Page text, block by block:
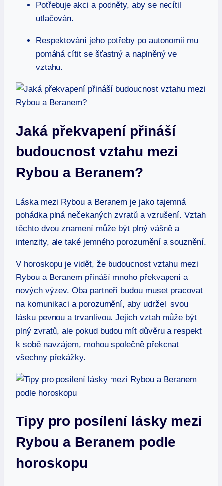
Potřebuje akci a podněty, aby se necítil
utlačován.
Respektování jeho potřeby po autonomii mu
pomáhá cítit se šťastný a naplněný ve
vztahu.
Jaká překvapení přináší
budoucnost vztahu mezi
Rybou a Beranem?
Láska mezi Rybou a Beranem je jako tajemná
pohádka plná nečekaných zvratů a vzrušení. Vztah
těchto dvou znamení může být plný vášně a
intenzity, ale také jemného porozumění a souznění.
V horoskopu je vidět, že budoucnost vztahu mezi
Rybou a Beranem přináší mnoho překvapení a
nových výzev. Oba partneři budou muset pracovat
na komunikaci a porozumění, aby udrželi svou
lásku pevnou a trvanlivou. Jejich vztah může být
plný zvratů, ale pokud budou mít důvěru a respekt
k sobě navzájem, mohou společně překonat
všechny překážky.
Tipy pro posílení lásky mezi
Rybou a Beranem podle
horoskopu